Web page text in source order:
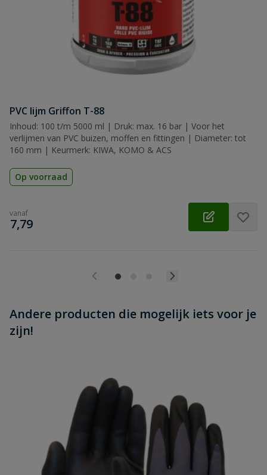
Beoordeling versturen
PVC lijm Griffon T-88
Inhoud: 100 t/m 5000 ml | Druk: max. 16 bar | Voor het
verlijmen van PVC buizen, moffen en fittingen | Diameter: tot
160 mm | Keurmerk: KIWA, KOMO & ACS
Op voorraad
vanaf
€
7,79
Andere producten die mogelijk iets voor je
zijn!